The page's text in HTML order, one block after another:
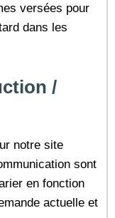
versées pour
dans les
/
notre site
sont
en fonction
actuelle et